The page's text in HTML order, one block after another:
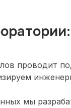
проводит
мы